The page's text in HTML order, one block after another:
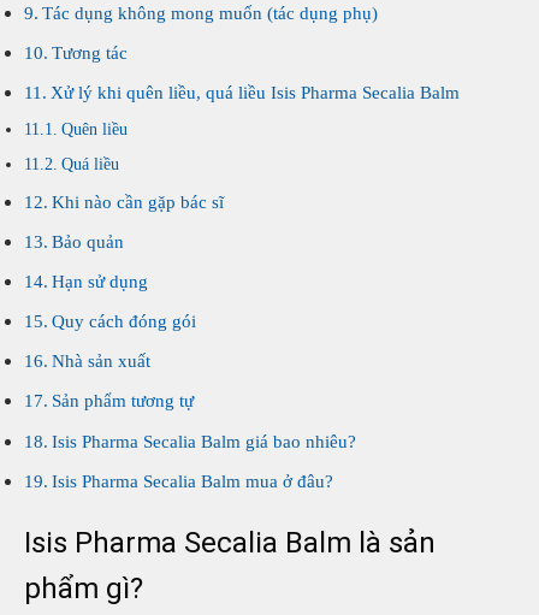
Tác dụng không mong muốn (tác dụng phụ)
Tương tác
Xử lý khi quên liều, quá liều Isis Pharma Secalia Balm
Quên liều
Quá liều
Khi nào cần gặp bác sĩ
Bảo quản
Hạn sử dụng
Quy cách đóng gói
Nhà sản xuất
Sản phẩm tương tự
Isis Pharma Secalia Balm giá bao nhiêu?
Isis Pharma Secalia Balm mua ở đâu?
Isis Pharma Secalia Balm là sản
phẩm gì?